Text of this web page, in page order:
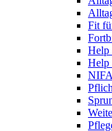
Fit
Help
Help